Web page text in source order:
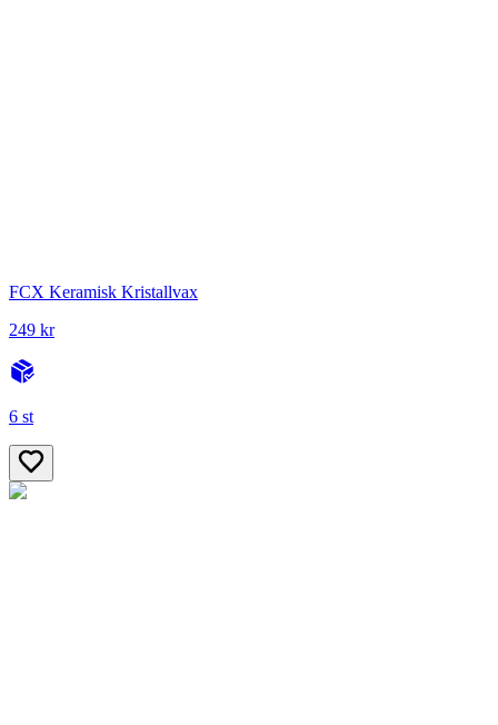
FCX Keramisk Kristallvax
249 kr
6 st